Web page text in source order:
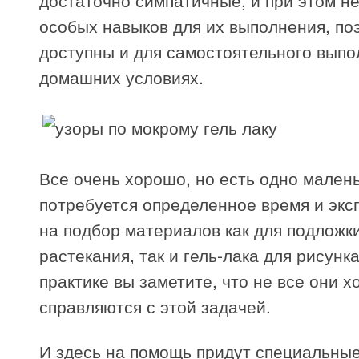
особых навыков для их выполнения,
доступны и для самостоятельного
домашних условиях.
Все очень хорошо, но есть одно
потребуется определенное время и
на подбор материалов как для
растекания, так и гель-лака для
практике вы заметите, что не все они
справляются с этой задачей.
И здесь на помощь придут